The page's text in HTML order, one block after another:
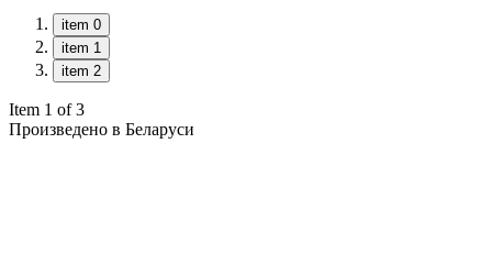
item 0
item 1
item 2
Item 1 of 3
Произведено в Беларуси